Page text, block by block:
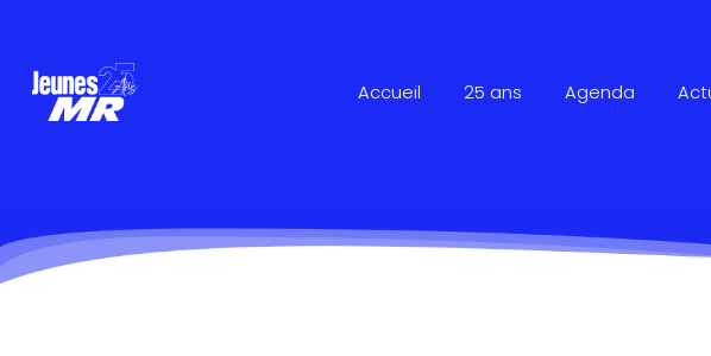
Accueil 25 ans Agenda